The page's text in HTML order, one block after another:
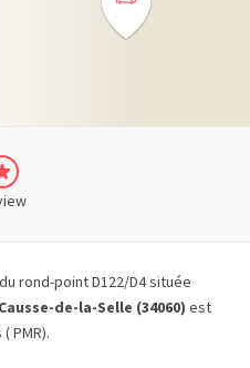
rond-point D122/D4 située
de-la-Selle (34060) est
PMR).